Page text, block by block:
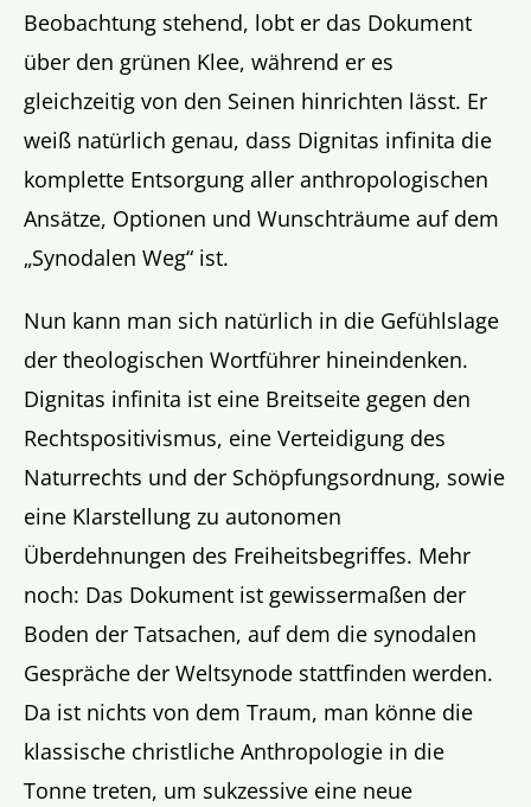
Beobachtung stehend, lobt er das Dokument
über den grünen Klee, während er es
gleichzeitig von den Seinen hinrichten lässt. Er
weiß natürlich genau, dass Dignitas infinita die
komplette Entsorgung aller anthropologischen
Ansätze, Optionen und Wunschträume auf dem
„Synodalen Weg“ ist.
Nun kann man sich natürlich in die Gefühlslage
der theologischen Wortführer hineindenken.
Dignitas infinita ist eine Breitseite gegen den
Rechtspositivismus, eine Verteidigung des
Naturrechts und der Schöpfungsordnung, sowie
eine Klarstellung zu autonomen
Überdehnungen des Freiheitsbegriffes. Mehr
noch: Das Dokument ist gewissermaßen der
Boden der Tatsachen, auf dem die synodalen
Gespräche der Weltsynode stattfinden werden.
Da ist nichts von dem Traum, man könne die
klassische christliche Anthropologie in die
Tonne treten, um sukzessive eine neue